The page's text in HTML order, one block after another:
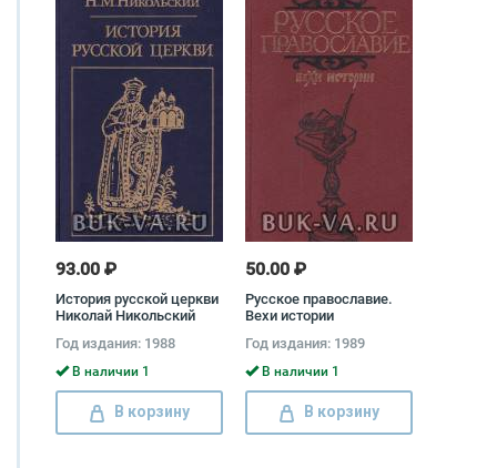
93.00 ₽
История русской церкви
Николай Никольский
Год издания: 1988
В наличии 1
В корзину
50.00 ₽
Русское православие.
Вехи истории
Год издания: 1989
В наличии 1
В корзину